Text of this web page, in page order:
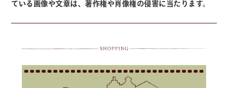
ている画像や文章は、著作権や肖像権の侵害に当たります。